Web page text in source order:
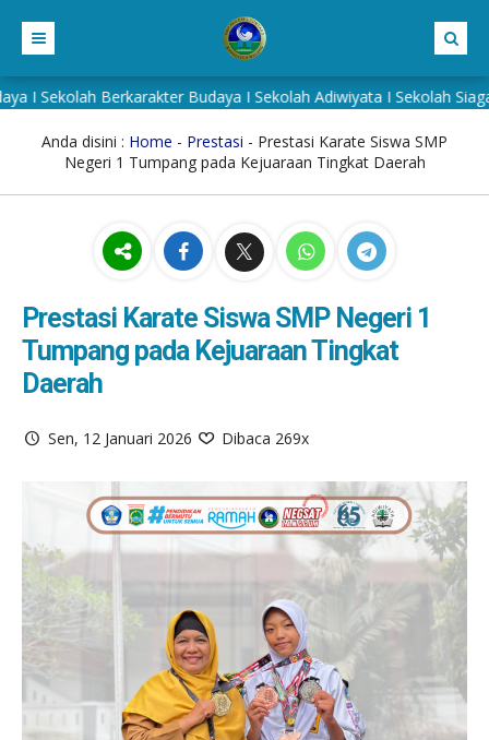
BERANDA
PROFIL SEKOLAH
LATAR BELAKANG
E-LEARNING
RICO KHARIST ZEIN
RISKI LUTFIANI
ALUMNI
ADIWIYATA
KONTAK
Berkarakter Budaya I Sekolah Adiwiyata I Sekolah Siaga
Anda disini : Home - Prestasi - Prestasi Karate Siswa SMP
Negeri 1 Tumpang pada Kejuaraan Tingkat Daerah
Prestasi Karate Siswa SMP Negeri 1
Tumpang pada Kejuaraan Tingkat
Daerah
Sen, 12 Januari 2026 Dibaca 269x